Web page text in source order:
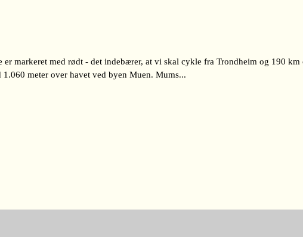
markeret med rødt - det indebærer, at vi skal cykle fra Trondheim og 190
meter over havet ved byen Muen. Mums...